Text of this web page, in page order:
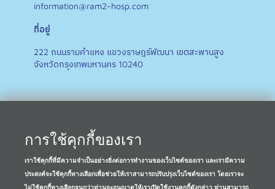
information@ram2-hosp.com
ที่อยู่
222 ถนนรามคำแหง แขวงราษฎร์พัฒนา เขตสะพานสูง
จังหวัดกรุงเทพมหานคร 10240
การใช้คุกกี้ของเรา
เราใช้คุกกี้ที่มีความจำเป็นอย่างยิ่งต่อการทำงานของเว็บไซต์ของเรา และเรามีความ
ประสงค์จะใช้คุกกี้ทางเลือกเพื่อช่วยให้เราสามารถปรับปรุงเว็บไซต์ของเรา โดยเราจะ
ไม่ใช้คุกกี้ทางเลือกจนกว่าท่านจะอนุญาตให้เราเปิดใช้งานคุกกี้ดังกล่าว ท่านสามารถ